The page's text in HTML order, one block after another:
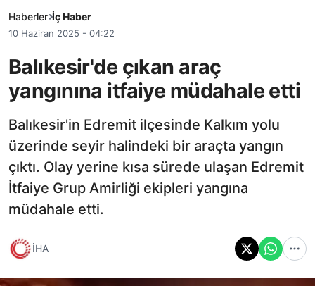
Haberler İç Haber
10 Haziran 2025 - 04:22
Balıkesir'de çıkan araç
yangınına itfaiye müdahale etti
Balıkesir'in Edremit ilçesinde Kalkım yolu
üzerinde seyir halindeki bir araçta yangın
çıktı. Olay yerine kısa sürede ulaşan Edremit
İtfaiye Grup Amirliği ekipleri yangına
müdahale etti.
İHA